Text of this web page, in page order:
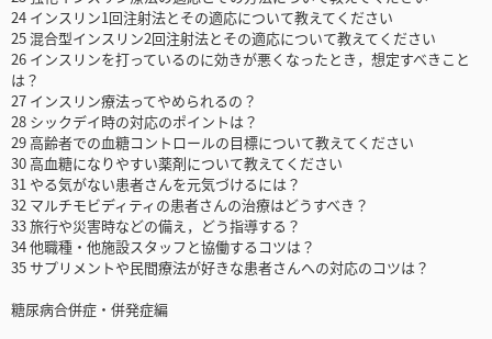
24 インスリン1回注射法とその適応について教えてください
25 混合型インスリン2回注射法とその適応について教えてください
26 インスリンを打っているのに効きが悪くなったとき，想定すべきこと
は？
27 インスリン療法ってやめられるの？
28 シックデイ時の対応のポイントは？
29 高齢者での血糖コントロールの目標について教えてください
30 高血糖になりやすい薬剤について教えてください
31 やる気がない患者さんを元気づけるには？
32 マルチモビディティの患者さんの治療はどうすべき？
33 旅行や災害時などの備え，どう指導する？
34 他職種・他施設スタッフと協働するコツは？
35 サプリメントや民間療法が好きな患者さんへの対応のコツは？
糖尿病合併症・併発症編